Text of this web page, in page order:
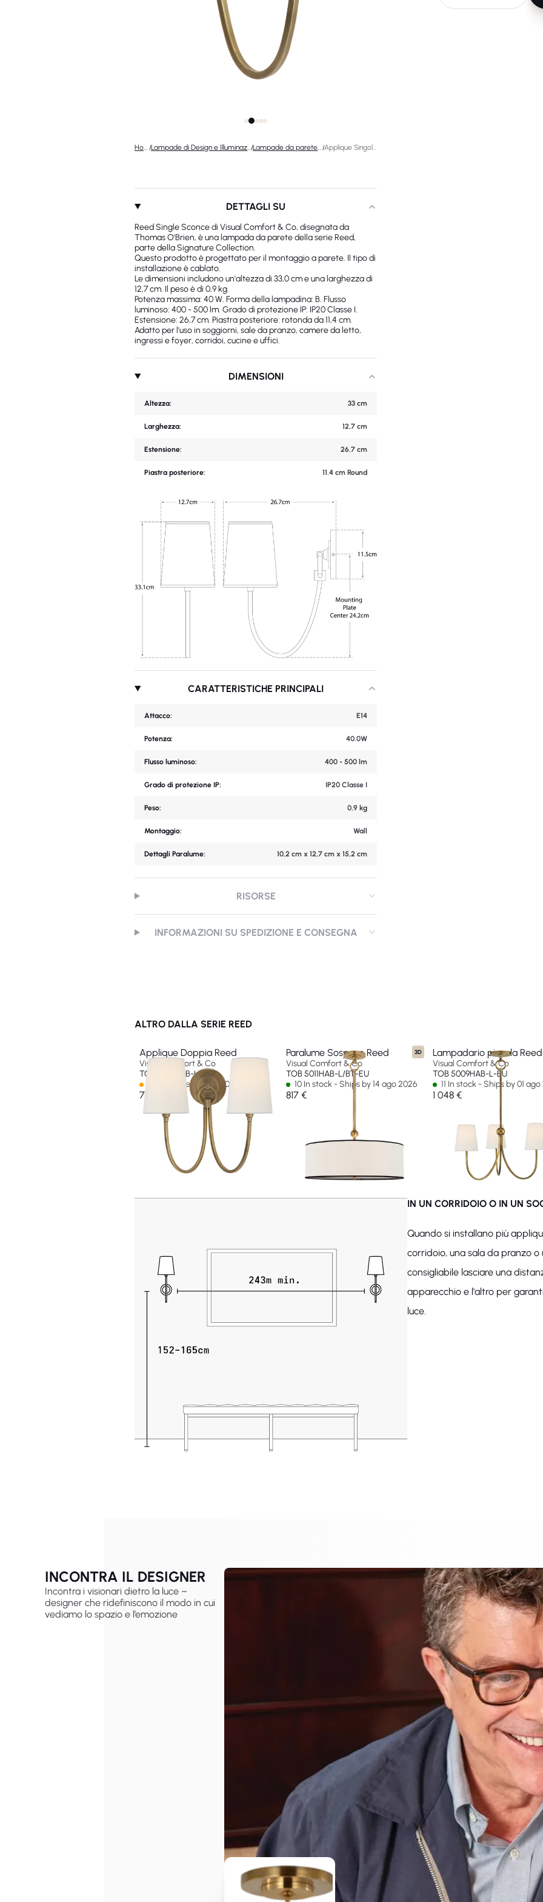
Home / Lampade di Design e Illuminazione di Lusso / Lampade da parete di design / Applique Singola Reed
DETTAGLI SU
Reed Single Sconce di Visual Comfort & Co, disegnata da
Thomas O'Brien, è una lampada da parete della serie Reed,
parte della Signature Collection.
Questo prodotto è progettato per il montaggio a parete. Il tipo di
installazione è cablato.
Le dimensioni includono un'altezza di 33,0 cm e una larghezza di
12,7 cm. Il peso è di 0,9 kg.
Potenza massima: 40 W. Forma della lampadina: B. Flusso
luminoso: 400 - 500 lm. Grado di protezione IP: IP20 Classe I.
Estensione: 26,7 cm. Piastra posteriore: rotonda da 11,4 cm.
Adatto per l'uso in soggiorni, sale da pranzo, camere da letto,
ingressi e foyer, corridoi, cucine e uffici.
DIMENSIONI
Altezza: 33 cm
Larghezza: 12,7 cm
Estensione: 26.7 cm
Piastra posteriore: 11.4 cm Round
CARATTERISTICHE PRINCIPALI
Attacco: E14
Potenza: 40.0W
Flusso luminoso: 400 - 500 lm
Grado di protezione IP: IP20 Classe I
Peso: 0,9 kg
Montaggio: Wall
Dettagli Paralume: 10,2 cm x 12,7 cm x 15,2 cm
RISORSE
INFORMAZIONI SU SPEDIZIONE E CONSEGNA
ALTRO DALLA SERIE REED
Applique Doppia Reed
Visual Comfort & Co
TOB 2126HAB-L-EU
Spedizione in oltre 60 giorni
707 €
3D
Paralume Sospeso Reed
Visual Comfort & Co
TOB 5011HAB-L/BT-EU
10 In stock - Ships by 14 ago 2026
817 €
Lampadario piccola Reed
Visual Comfort & Co
TOB 5009HAB-L-EU
11 In stock - Ships by 01
1 048 €
IN UN CORRIDOIO O IN UN
Quando si installano più
corridoio, una sala da pranzo
consigliabile lasciare una
apparecchio e l'altro per
luce.
INCONTRA IL DESIGNER
Incontra i visionari dietro la luce –
designer che ridefiniscono il modo in cui
vediamo lo spazio e l’emozione